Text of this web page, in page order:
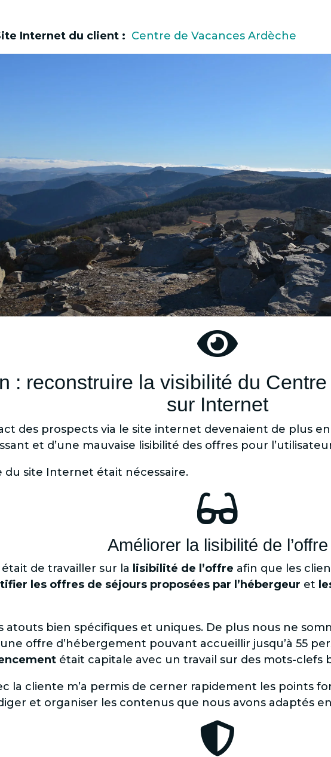
Internet du client : Centre de Vacances Ardèche

: reconstruire la visibilité du
sur Internet
des prospects via le site internet devenaient de plus en
et d’une mauvaise lisibilité des offres pour
site Internet était nécessaire.

Améliorer la lisibilité de l’offre
de travailler sur la lisibilité de l’offre afin que les
les offres de séjours proposées par l’hébergeur et
atouts bien spécifiques et uniques. De plus nous ne
offre d’hébergement pouvant accueillir jusqu’à 55
était capitale avec un travail sur des mots-clefs
la cliente m’a permis de cerner rapidement les points
et organiser les contenus que nous avons adaptés
